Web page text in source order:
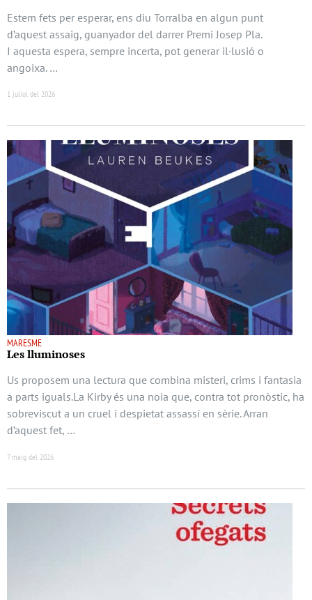
Estem fets per esperar, ens diu Torralba en algun punt
d’aquest assaig, guanyador del darrer Premi Josep Pla.
I aquesta espera, sempre incerta, pot generar il·lusió o
angoixa. …
1 juliol del 2026
MARESME
Les lluminoses
Us proposem una lectura que combina misteri, crims i fantasia
a parts iguals.La Kirby és una noia que, contra tot pronòstic, ha
sobreviscut a un cruel i despietat assassí en sèrie. Arran
d’aquest fet, …
7 maig del 2026